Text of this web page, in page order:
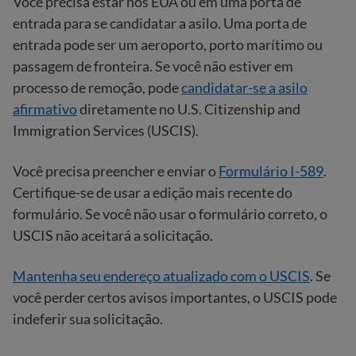
entrada para se candidatar a asilo. Uma porta de
entrada pode ser um aeroporto, porto marítimo ou
passagem de fronteira. Se você não estiver em
processo de remoção, podecandidatar-se a asilo
afirmativodiretamente no U.S. Citizenship and
Immigration Services (USCIS).
Você precisa preencher e enviar oFormulário I-589.
Certifique-se de usar a edição mais recente do
formulário. Se você não usar o formulário correto, o
USCIS não aceitará a solicitação.
Mantenha seu endereço atualizado com o USCIS. Se
você perder certos avisos importantes, o USCIS pode
indeferir sua solicitação.